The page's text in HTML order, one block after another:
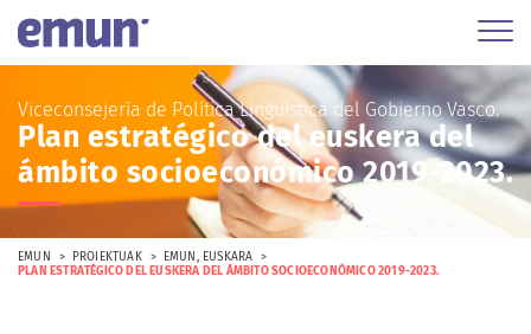
Viceconsejería de Política Lingüística del Gobierno Vasco.
Plan estratégico del euskera del
ámbito socioeconómico 2019-2023.
EMUN PROIEKTUAK EMUN , EUSKARA
PLAN ESTRATÉGICO DEL EUSKERA DEL ÁMBITO SOCIOECONÓMICO 2019-2023.